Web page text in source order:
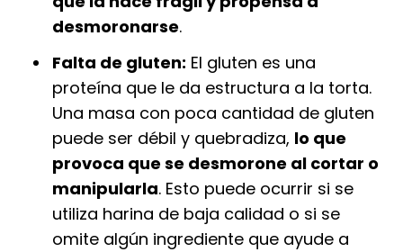
desmoronarse.
Falta de gluten: El gluten es una
proteína que le da estructura a la torta.
Una masa con poca cantidad de gluten
puede ser débil y quebradiza, lo que
provoca que se desmorone al cortar o
manipularla. Esto puede ocurrir si se
utiliza harina de baja calidad o si se
omite algún ingrediente que ayude a